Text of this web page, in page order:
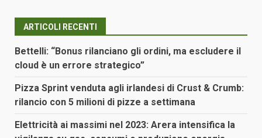
ARTICOLI RECENTI
Bettelli: “Bonus rilanciano gli ordini, ma escludere il
cloud è un errore strategico”
Pizza Sprint venduta agli irlandesi di Crust & Crumb:
rilancio con 5 milioni di pizze a settimana
Elettricità ai massimi nel 2023: Arera intensifica la